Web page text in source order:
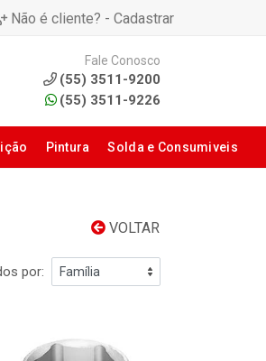
Não é cliente? - Cadastrar
Fale Conosco
(55) 3511-9200
(55) 3511-9226
Pintura Solda e Consumiveis
VOLTAR
por: